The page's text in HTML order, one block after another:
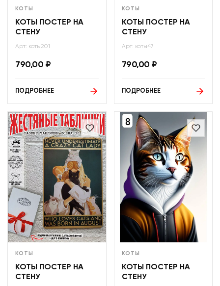
КОТЫ
КОТЫ ПОСТЕР НА
СТЕНУ
Арт: коты201
790,00 ₽
ПОДРОБНЕЕ
КОТЫ
КОТЫ ПОСТЕР НА
СТЕНУ
Арт: коты47
790,00 ₽
ПОДРОБНЕЕ
КОТЫ
КОТЫ ПОСТЕР НА
СТЕНУ
КОТЫ
КОТЫ ПОСТЕР НА
СТЕНУ